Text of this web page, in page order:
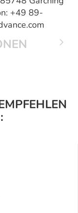
+49 89-